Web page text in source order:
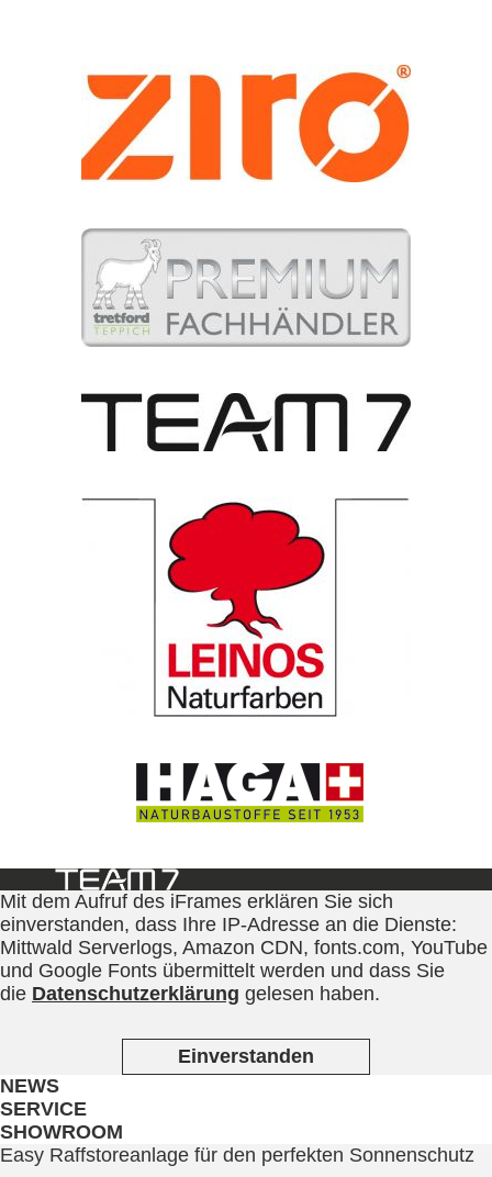
Mit dem Aufruf des iFrames erklären Sie sich
einverstanden, dass Ihre IP-Adresse an die Dienste:
Mittwald Serverlogs, Amazon CDN, fonts.com, YouTube
und Google Fonts übermittelt werden und dass Sie
die Datenschutzerklärung gelesen haben.
Einverstanden
NEWS
SERVICE
SHOWROOM
Easy Raffstoreanlage für den perfekten Sonnenschutz